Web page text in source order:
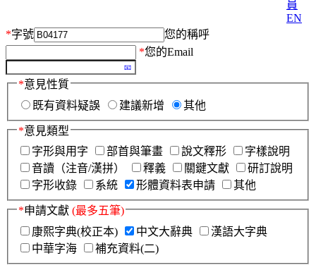
EN
*字號
您的稱呼
*您的Email
*意見性質
既有資料疑誤
建議新增 其他
*意見類型
字形與用字
部首與筆畫 說文釋形
字樣說明
音讀（注音/漢拼）
釋義 關鍵文獻
研訂說明
字形收錄
系統 形體資料表申請 其他
*申請文獻 (最多五筆)
康熙字典(校正本)
中文大辭典
漢語大字典
中華字海
補充資料(二)